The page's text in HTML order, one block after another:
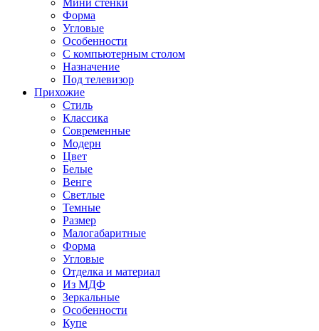
Мини стенки
Форма
Угловые
Особенности
С компьютерным столом
Назначение
Под телевизор
Прихожие
Стиль
Классика
Современные
Модерн
Цвет
Белые
Венге
Светлые
Темные
Размер
Малогабаритные
Форма
Угловые
Отделка и материал
Из МДФ
Зеркальные
Особенности
Купе